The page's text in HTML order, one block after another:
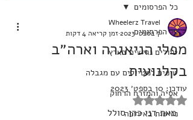
כל הפרסומים
טיולים נגישים בארץ
טיפים למטיילים עם מגבלה
אסיה והמזרח הרחוק
נגישות באירופה
כל הפרסומים
מפלי הניאגרה וארה״ב
בקלנועית
Wheelerz Travel
7 בספט׳ 2023
זמן קריאה 4 דקות
עודכן: 10 בספט׳ 2023
דירוג של NaN מתוך 5 כוכבים
מאת דני כהן סולל